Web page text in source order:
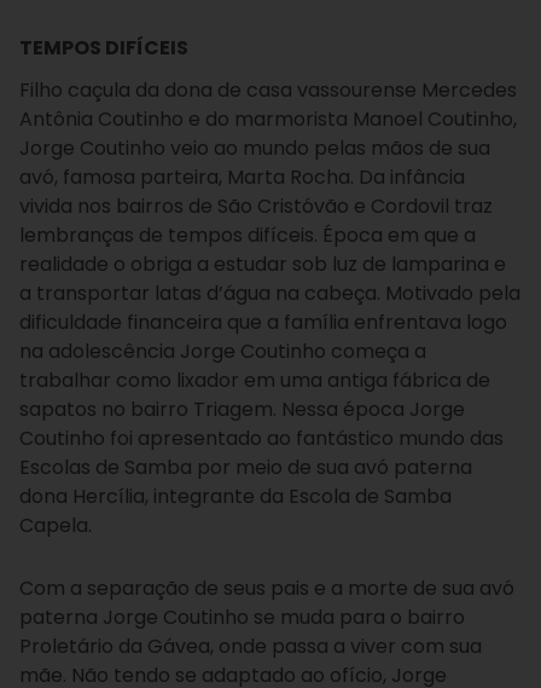
TEMPOS DIFÍCEIS
Filho caçula da dona de casa vassourense Mercedes
Antônia Coutinho e do marmorista Manoel Coutinho,
Jorge Coutinho veio ao mundo pelas mãos de sua
avó, famosa parteira, Marta Rocha. Da infância
vivida nos bairros de São Cristóvão e Cordovil traz
lembranças de tempos difíceis. Época em que a
realidade o obriga a estudar sob luz de lamparina e
a transportar latas d’água na cabeça. Motivado pela
dificuldade financeira que a família enfrentava logo
na adolescência Jorge Coutinho começa a
trabalhar como lixador em uma antiga fábrica de
sapatos no bairro Triagem. Nessa época Jorge
Coutinho foi apresentado ao fantástico mundo das
Escolas de Samba por meio de sua avó paterna
dona Hercília, integrante da Escola de Samba
Capela.
Com a separação de seus pais e a morte de sua avó
paterna Jorge Coutinho se muda para o bairro
Proletário da Gávea, onde passa a viver com sua
mãe. Não tendo se adaptado ao ofício, Jorge